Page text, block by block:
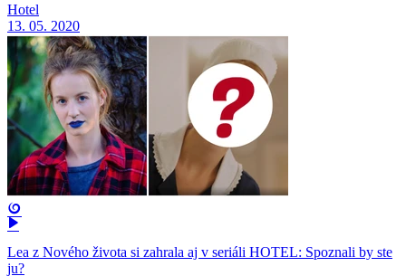
Hotel
13. 05. 2020
Lea z Nového života si zahrala aj v seriáli HOTEL: Spoznali by ste
ju?